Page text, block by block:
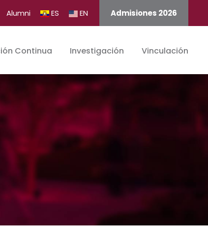
Alumni ES EN Admisiones 2026
Continua Investigación Vinculación